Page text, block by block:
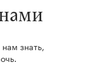
знать,